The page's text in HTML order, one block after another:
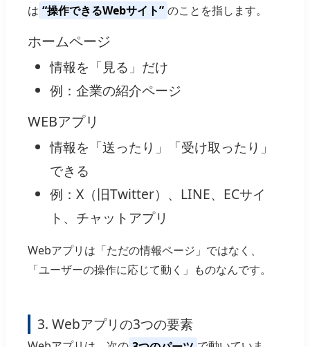
は “操作できるWebサイト” のことを指します。
ホームページ
情報を「見る」だけ
例：企業の紹介ページ
WEBアプリ
情報を「送ったり」「受け取ったり」
できる
例：X（旧Twitter）、LINE、ECサイ
ト、チャットアプリ
Webアプリは「ただの情報ページ」ではなく、
「ユーザーの操作に応じて動く」ものなんです。
3. Webアプリの3つの要素